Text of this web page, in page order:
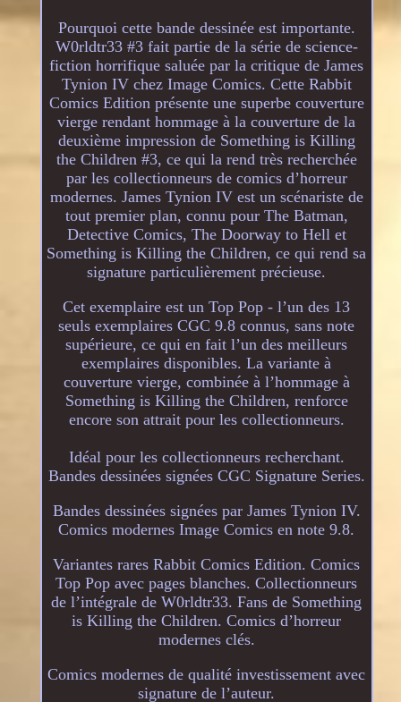
Pourquoi cette bande dessinée est importante.
W0rldtr33 #3 fait partie de la série de science-
fiction horrifique saluée par la critique de James
Tynion IV chez Image Comics. Cette Rabbit
Comics Edition présente une superbe couverture
vierge rendant hommage à la couverture de la
deuxième impression de Something is Killing
the Children #3, ce qui la rend très recherchée
par les collectionneurs de comics d’horreur
modernes. James Tynion IV est un scénariste de
tout premier plan, connu pour The Batman,
Detective Comics, The Doorway to Hell et
Something is Killing the Children, ce qui rend sa
signature particulièrement précieuse.
Cet exemplaire est un Top Pop - l’un des 13
seuls exemplaires CGC 9.8 connus, sans note
supérieure, ce qui en fait l’un des meilleurs
exemplaires disponibles. La variante à
couverture vierge, combinée à l’hommage à
Something is Killing the Children, renforce
encore son attrait pour les collectionneurs.
Idéal pour les collectionneurs recherchant.
Bandes dessinées signées CGC Signature Series.
Bandes dessinées signées par James Tynion IV.
Comics modernes Image Comics en note 9.8.
Variantes rares Rabbit Comics Edition. Comics
Top Pop avec pages blanches. Collectionneurs
de l’intégrale de W0rldtr33. Fans de Something
is Killing the Children. Comics d’horreur
modernes clés.
Comics modernes de qualité investissement avec
signature de l’auteur.